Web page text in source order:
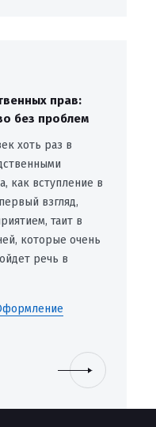
прав:
без проблем
хоть раз в
как вступление в
взгляд,
таит в
которые очень
речь в